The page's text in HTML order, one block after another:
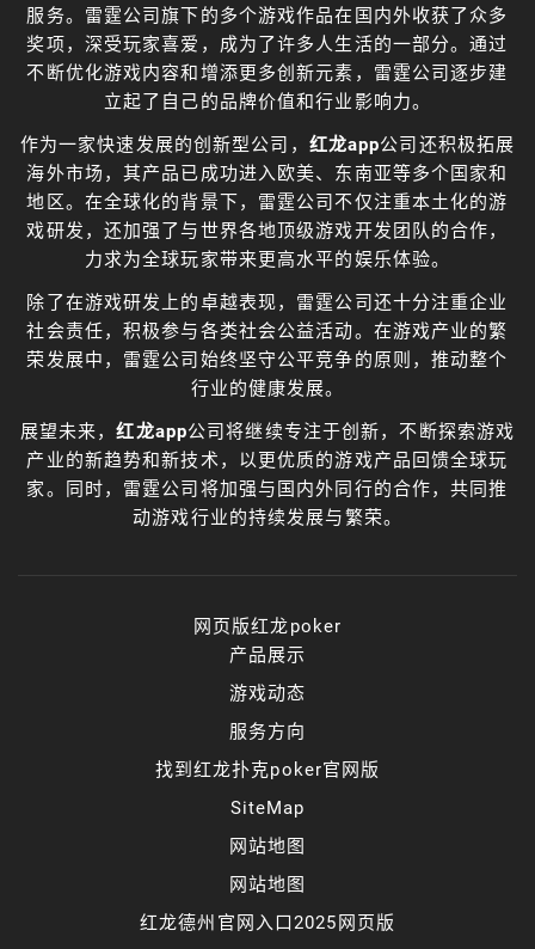
服务。雷霆公司旗下的多个游戏作品在国内外收获了众多
奖项，深受玩家喜爱，成为了许多人生活的一部分。通过
不断优化游戏内容和增添更多创新元素，雷霆公司逐步建
立起了自己的品牌价值和行业影响力。
作为一家快速发展的创新型公司， 红龙app公司还积极拓展
海外市场，其产品已成功进入欧美、东南亚等多个国家和
地区。在全球化的背景下，雷霆公司不仅注重本土化的游
戏研发，还加强了与世界各地顶级游戏开发团队的合作，
力求为全球玩家带来更高水平的娱乐体验。
除了在游戏研发上的卓越表现，雷霆公司还十分注重企业
社会责任，积极参与各类社会公益活动。在游戏产业的繁
荣发展中，雷霆公司始终坚守公平竞争的原则，推动整个
行业的健康发展。
展望未来，红龙app公司将继续专注于创新，不断探索游戏
产业的新趋势和新技术，以更优质的游戏产品回馈全球玩
家。同时，雷霆公司将加强与国内外同行的合作，共同推
动游戏行业的持续发展与繁荣。
网页版红龙poker
产品展示
游戏动态
服务方向
找到红龙扑克poker官网版
SiteMap
网站地图
网站地图
红龙德州官网入口2025网页版